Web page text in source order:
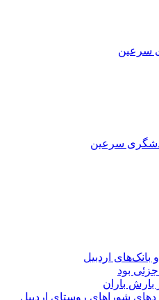
سرعین
سرعین
بانک‌های اردبیل
بود
بارش باران